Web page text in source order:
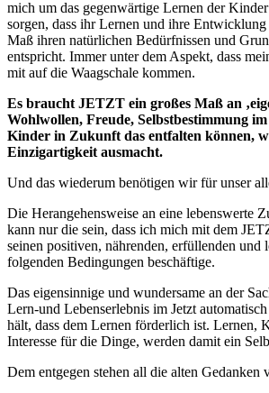
mich um das gegenwärtige Lernen der
sorgen, dass ihr Lernen und ihre
Maß ihren natürlichen Bedürfnissen und
entspricht. Immer unter dem Aspekt, dass
mit auf die Waagschale kommen.
Es braucht JETZT ein großes Maß an
Wohlwollen, Freude, Selbstbestimmung
Kinder in Zukunft das entfalten können,
Einzigartigkeit ausmacht.
Und das wiederum benötigen wir für unser
Die Herangehensweise an eine lebenswerte
kann nur die sein, dass ich mich mit dem
seinen positiven, nährenden, erfüllenden und
folgenden Bedingungen beschäftige.
Das eigensinnige und wundersame an der
Lern-und Lebenserlebnis im Jetzt
hält, dass dem Lernen förderlich ist. Lernen,
Interesse für die Dinge, werden damit ein
Dem entgegen stehen all die alten Gedanken